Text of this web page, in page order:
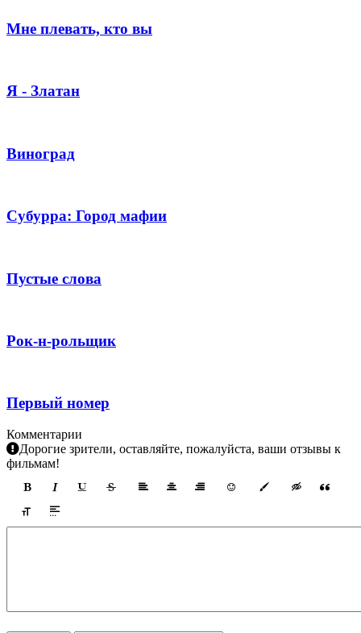
Мне плевать, кто вы
Я - Златан
Виноград
Субурра: Город мафии
Пустые слова
Рок-н-рольщик
Первый номер
Комментарии
Дорогие зрители, оставляйте, пожалуйста, ваши отзывы к
фильмам!